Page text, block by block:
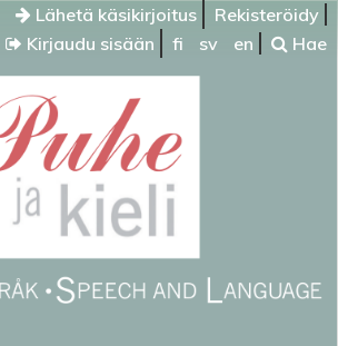
Lähetä käsikirjoitus
Rekisteröidy
Kirjaudu sisään
fi sv en Hae